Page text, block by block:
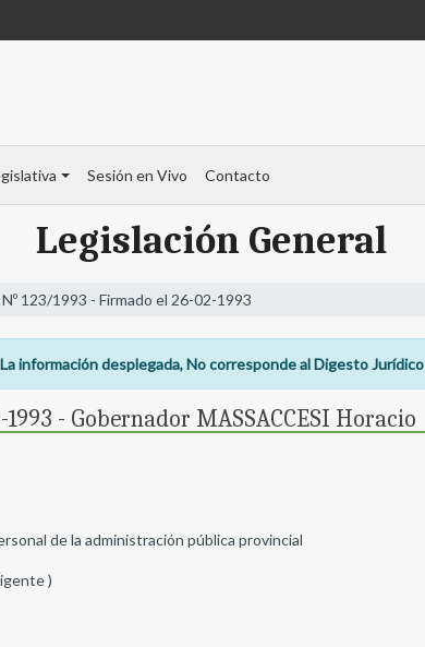
Sesión en Vivo Contacto
Legislación General
123/1993 - Firmado el 26-02-1993
La información desplegada, No corresponde al Digesto Jurídico
- Gobernador MASSACCESI Horacio
de la administración pública provincial
)